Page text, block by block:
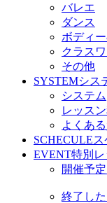
バレエ
ダンス
ボディ
クラス
その他
SYSTEMシス
システム
レッス
よくあ
SCHECULE
EVENT特別レ
開催予
終了し